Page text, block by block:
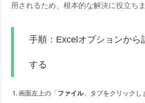
用されるため、根本的な解決に役立ちま
手順：Excelオプションから
する
画面左上の「ファイル」タブをクリックし